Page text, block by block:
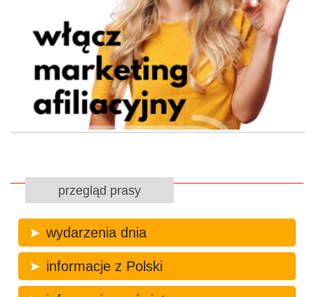
przegląd prasy
wydarzenia dnia
informacje z Polski